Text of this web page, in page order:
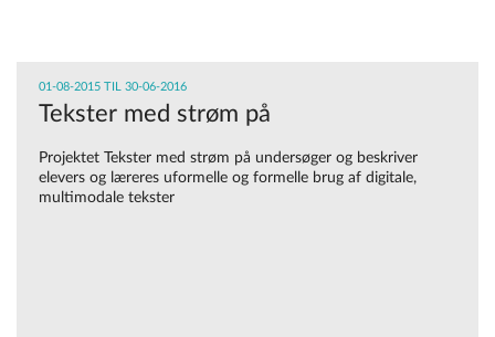
01-08-2015 TIL 30-06-2016
Tekster med strøm på
Projektet Tekster med strøm på undersøger og beskriver
elevers og læreres uformelle og formelle brug af digitale,
multimodale tekster